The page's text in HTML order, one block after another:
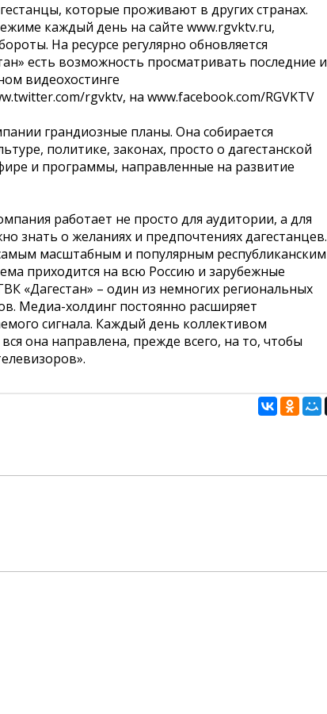
которые проживают в других странах.
каждый день на сайте www.rgvktv.ru,
На ресурсе регулярно обновляется
есть возможность просматривать последние и
видеохостинге
rgvktv, на www.facebook.com/RGVKTV
грандиозные планы. Она собирается
политике, законах, просто о дагестанской
и программы, направленные на развитие
работает не просто для аудитории, а для
знать о желаниях и предпочтениях дагестанцев.
масштабным и популярным республиканским
приходится на всю Россию и зарубежные
«Дагестан» – один из немногих региональных
Медиа-холдинг постоянно расширяет
сигнала. Каждый день коллективом
она направлена, прежде всего, на то, чтобы